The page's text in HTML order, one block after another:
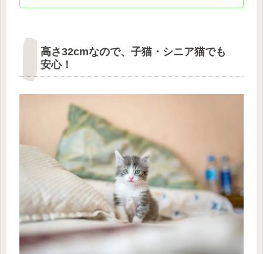
高さ32cmなので、子猫・シニア猫でも
安心！